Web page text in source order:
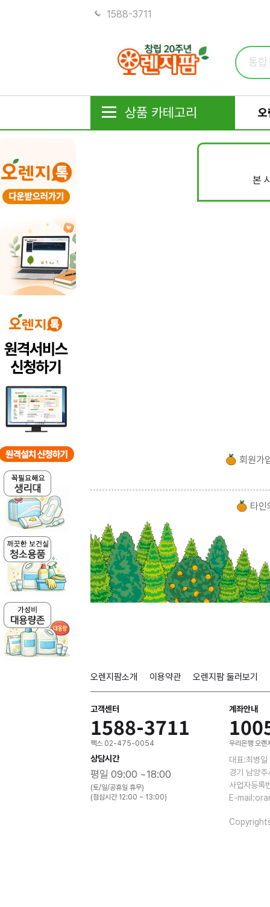
1588-3711
상품 카테고리 오
본
회원가
타인
오렌지팜소개 이용약관 오렌지팜 둘러보기
고객센터
1588-3711
팩스 02-475-0054
상담시간
평일 09:00 ~18:00
(토/일/공휴일 휴무)
(점심시간 12:00 ~ 13:00)
계좌안내
우리은행 오렌
대표:최병
경기 남양
사업자등
E-